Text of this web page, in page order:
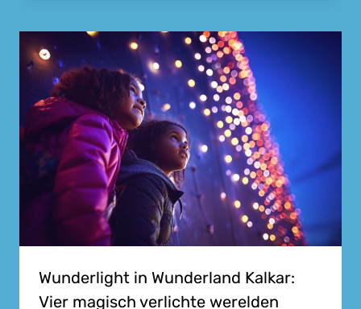
Wunderlight in Wunderland Kalkar:
Vier magisch verlichte werelden